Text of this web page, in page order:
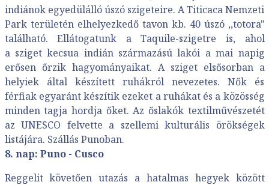
indiánok egyedülálló úszó szigeteire. A Titicaca Nemzeti
Park területén elhelyezkedő tavon kb. 40 úszó ,,totora"
található. Ellátogatunk a Taquile-szigetre is, ahol
a sziget kecsua indián származású lakói a mai napig
erősen őrzik hagyományaikat. A sziget elsősorban a
helyiek által készített ruhákról nevezetes. Nők és
férfiak egyaránt készítik ezeket a ruhákat és a közösség
minden tagja hordja őket. Az őslakók textilművészetét
az UNESCO felvette a szellemi kulturális örökségek
listájára. Szállás Punoban.
8. nap: Puno - Cusco
Reggelit követően utazás a hatalmas hegyek között